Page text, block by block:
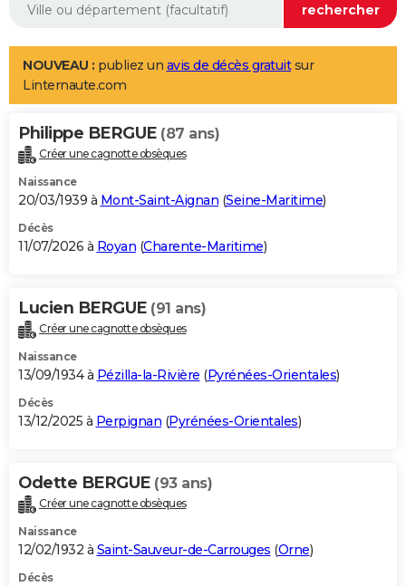
Aménagement intérieur
LIFESTYLE
Art de vivre
Bien-être
Loisirs
Mode
Modes de vie
Alimentation
Guide de la santé
Maladies
Médicaments
Sommeil
VOYAGE
Destinations
City break
Voyage nature
Voyage de noces
Forum
Climat
+PHOTO
GUIDES D'ACHAT
BONS PLANS
Carte de Noël
Carte Bonne année
Carte Saint-Valentin
Carte Pâques
Carte d'anniversaire
DICTIONNAIRE
Dictionnaire
Biographies
Citations
Expressions
Proverbes
PROGRAMME TV
S'inscrire
Se connecter
Lycées
Collèges
Primaires
Universités
Entreprises
Service militaire
Avis de recherche
AVIS DE DÉCÈS
Bricolage
Lifestyle
Culture
Sport
Auto
Television
Voyage
Cinema
NOUVEAU : publiez un avis de décès gratuitsur
Linternaute.com
Philippe BERGUE (87 ans)
Créer une cagnotte obsèques
Naissance
20/03/1939 à Mont-Saint-Aignan (Seine-Maritime)
Décès
11/07/2026 à Royan (Charente-Maritime)
Lucien BERGUE (91 ans)
Créer une cagnotte obsèques
Naissance
13/09/1934 à Pézilla-la-Rivière (Pyrénées-Orientales)
Décès
13/12/2025 à Perpignan (Pyrénées-Orientales)
Odette BERGUE (93 ans)
Créer une cagnotte obsèques
Naissance
12/02/1932 à Saint-Sauveur-de-Carrouges (Orne)
Décès